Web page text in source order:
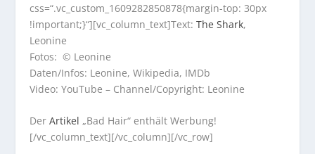
css=“.vc_custom_1609282850878{margin-top: 30px
!important;}“][vc_column_text]Text:The Shark,
Leonine
Fotos: © Leonine
Daten/Infos: Leonine, Wikipedia, IMDb
Video: YouTube – Channel/Copyright: Leonine
DerArtikel „Bad Hair“ enthält Werbung!
[/vc_column_text][/vc_column][/vc_row]